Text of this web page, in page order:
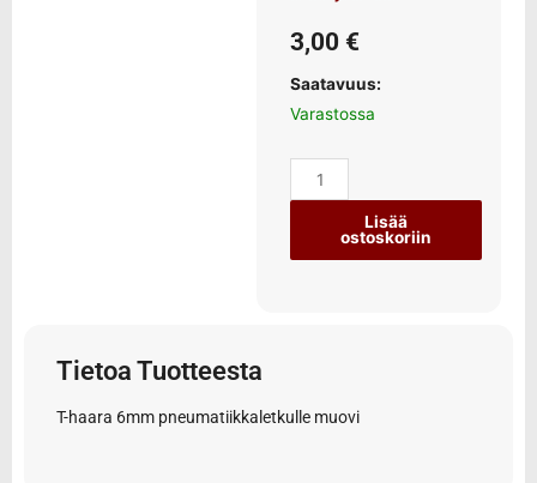
3,00 €
Saatavuus:
Varastossa
Lisää
ostoskoriin
Tietoa Tuotteesta
T-haara 6mm pneumatiikkaletkulle muovi